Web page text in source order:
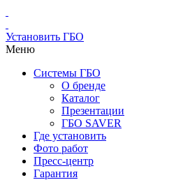
Установить ГБО
Меню
Системы ГБО
О бренде
Каталог
Презентации
ГБО SAVER
Где установить
Фото работ
Пресс-центр
Гарантия